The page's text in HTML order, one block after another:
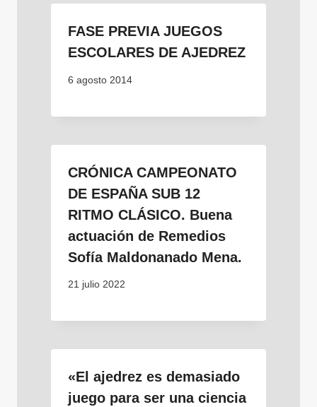
FASE PREVIA JUEGOS
ESCOLARES DE AJEDREZ
6 agosto 2014
CRÓNICA CAMPEONATO
DE ESPAÑA SUB 12
RITMO CLÁSICO. Buena
actuación de Remedios
Sofía Maldonanado Mena.
21 julio 2022
«El ajedrez es demasiado
juego para ser una ciencia